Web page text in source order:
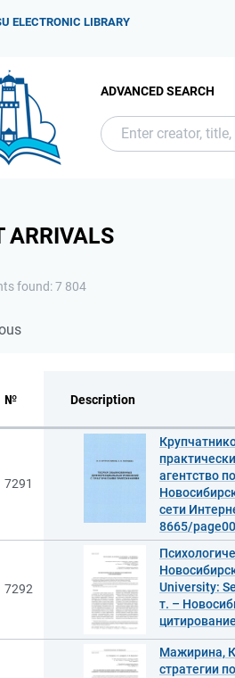
ELECTRONIC LIBRARY
ADVANCED SEARCH
ARRIVALS
found: 7 804
№ Description
7291
агентство
сети
8665/
7292
University:
т. –
Мажирина,
стратегии